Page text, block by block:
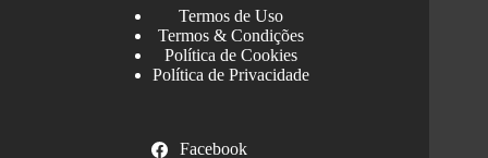
Termos de Uso
Termos & Condições
Política de Cookies
Política de Privacidade
Facebook